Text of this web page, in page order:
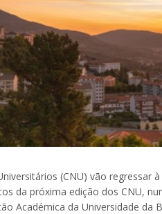
(CNU) vão regressar
da próxima edição dos CNU,
Académica da Universidade da